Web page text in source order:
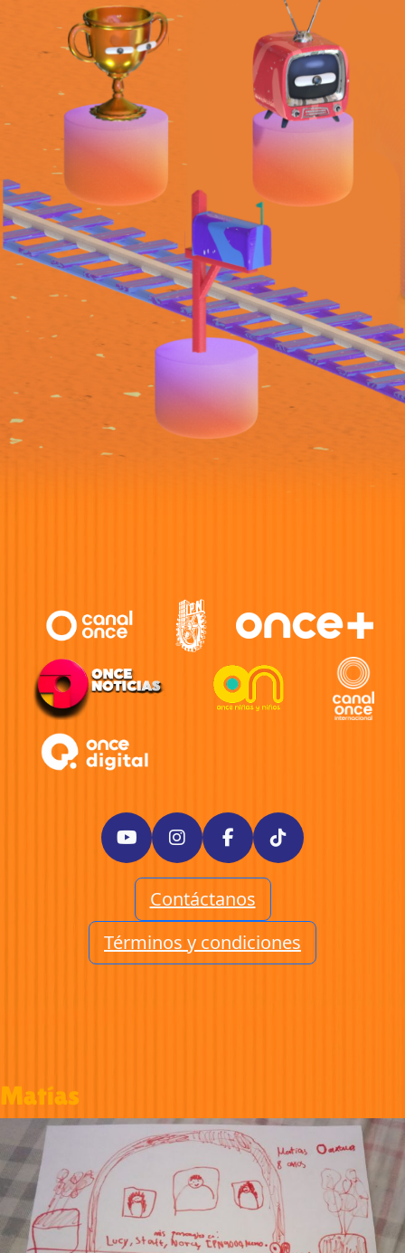
Contáctanos
Términos y condiciones
Matías